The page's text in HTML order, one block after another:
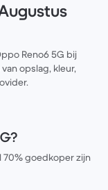
Reno6 5G bij
opslag, kleur,
goedkoper zijn